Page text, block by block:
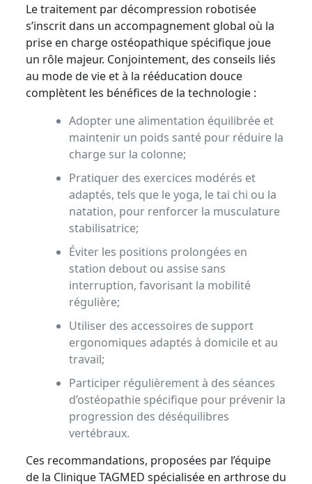
Le traitement par décompression robotisée
s’inscrit dans un accompagnement global où la
prise en charge ostéopathique spécifique joue
un rôle majeur. Conjointement, des conseils liés
au mode de vie et à la rééducation douce
complètent les bénéfices de la technologie :
Adopter une alimentation équilibrée et
maintenir un poids santé pour réduire la
charge sur la colonne;
Pratiquer des exercices modérés et
adaptés, tels que le yoga, le tai chi ou la
natation, pour renforcer la musculature
stabilisatrice;
Éviter les positions prolongées en
station debout ou assise sans
interruption, favorisant la mobilité
régulière;
Utiliser des accessoires de support
ergonomiques adaptés à domicile et au
travail;
Participer régulièrement à des séances
d’ostéopathie spécifique pour prévenir la
progression des déséquilibres
vertébraux.
Ces recommandations, proposées par l’équipe
de la Clinique TAGMED spécialisée en arthrose du